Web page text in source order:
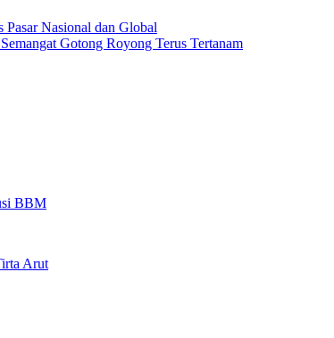
Nasional dan Global
Gotong Royong Terus Tertanam
BBM
Arut